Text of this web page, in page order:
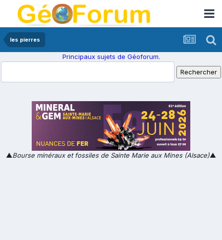
les pierres
Principaux sujets de Géoforum.
▲Bourse minéraux et fossiles de Sainte Marie aux Mines (Alsace)▲